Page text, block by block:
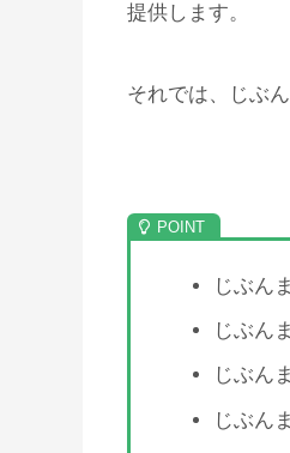
提供します。
それでは、じぶ
じぶん
じぶん
じぶん
じぶん